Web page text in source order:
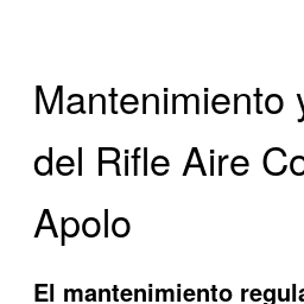
Mantenimiento
del Rifle Aire
Apolo
El mantenimiento